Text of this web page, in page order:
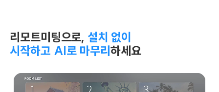
리모트미팅으로, 설치 없이
시작하고 AI로 마무리하세요